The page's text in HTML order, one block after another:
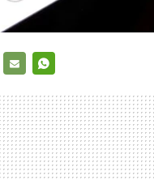
MAIL